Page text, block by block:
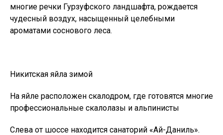
многие речки Гурзуфского ландшафта, рождается
чудесный воздух, насыщенный целебными
ароматами соснового леса.
Никитская яйла зимой
На яйле расположен скалодром, где готовятся многие
профессиональные скалолазы и альпинисты
Слева от шоссе находится санаторий «Ай-Даниль».